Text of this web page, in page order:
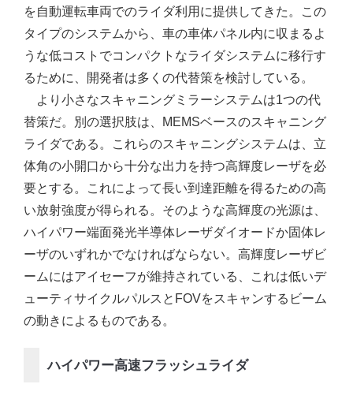
を自動運転車両でのライダ利用に提供してきた。この
タイプのシステムから、車の車体パネル内に収まるよ
うな低コストでコンパクトなライダシステムに移行す
るために、開発者は多くの代替策を検討している。
より小さなスキャニングミラーシステムは1つの代
替策だ。別の選択肢は、MEMSベースのスキャニング
ライダである。これらのスキャニングシステムは、立
体角の小開口から十分な出力を持つ高輝度レーザを必
要とする。これによって長い到達距離を得るための高
い放射強度が得られる。そのような高輝度の光源は、
ハイパワー端面発光半導体レーザダイオードか固体レ
ーザのいずれかでなければならない。高輝度レーザビ
ームにはアイセーフが維持されている、これは低いデ
ューティサイクルパルスとFOVをスキャンするビーム
の動きによるものである。
ハイパワー高速フラッシュライダ